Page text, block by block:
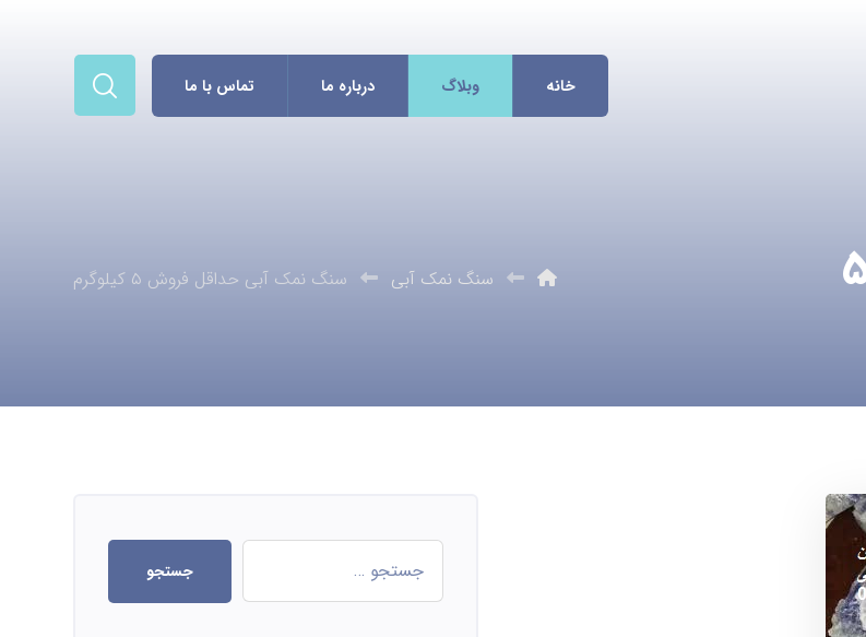
خانه وبلاگ درباره ما تماس با ما
فروش ۵
سنگ نمک آبی سنگ نمک آبی حداقل فروش ۵ کیلوگرم
جستجو